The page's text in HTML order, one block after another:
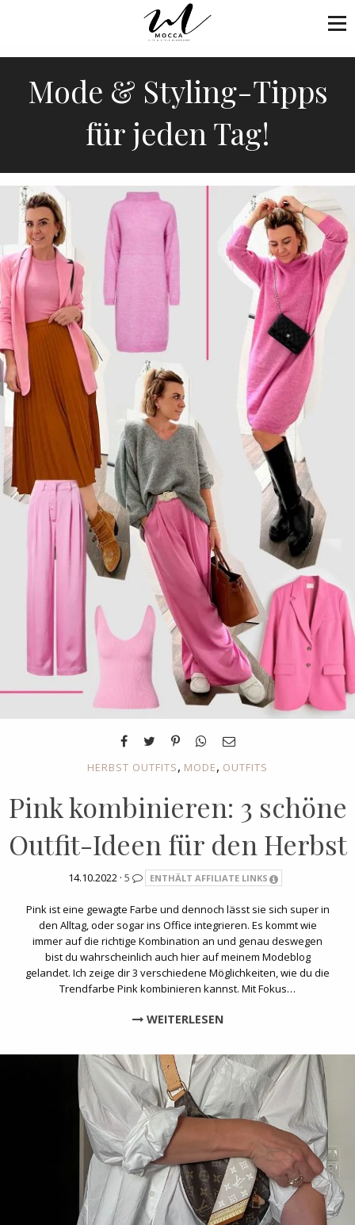
Mode & Styling-Tipps
für jeden Tag!
HERBST OUTFITS, MODE, OUTFITS
Pink kombinieren: 3 schöne
Outfit-Ideen für den Herbst
14.10.2022 · 5 ENTHÄLT AFFILIATE LINKS
Pink ist eine gewagte Farbe und dennoch lässt sie sich super in
den Alltag, oder sogar ins Office integrieren. Es kommt wie
immer auf die richtige Kombination an und genau deswegen
bist du wahrscheinlich auch hier auf meinem Modeblog
gelandet. Ich zeige dir 3 verschiedene Möglichkeiten, wie du die
Trendfarbe Pink kombinieren kannst. Mit Fokus…
WEITERLESEN